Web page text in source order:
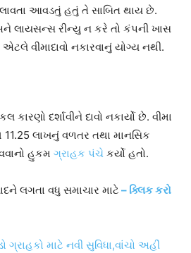
આવડતું હતું તે સાબિત થાય છે.
લાયસન્સ રીન્યુ ન કરે તો કંપની ખાસ
વીમાદાવો નકારવાનું યોગ્ય નથી.
કારણો દર્શાવીને દાવો નકાર્યો છે. વીમા
લાખનું વળતર તથા માનસિક
હુકમ ગ્રાહક પંચે કર્યો હતો.
લગતા વધુ સમાચાર માટે – ક્લિક કરો
ગ્રાહકો માટે નવી સુવિધા,વાંચો અહીં